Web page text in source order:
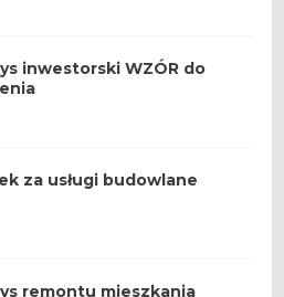
inwestorski WZÓR do
za usługi budowlane
remontu mieszkania